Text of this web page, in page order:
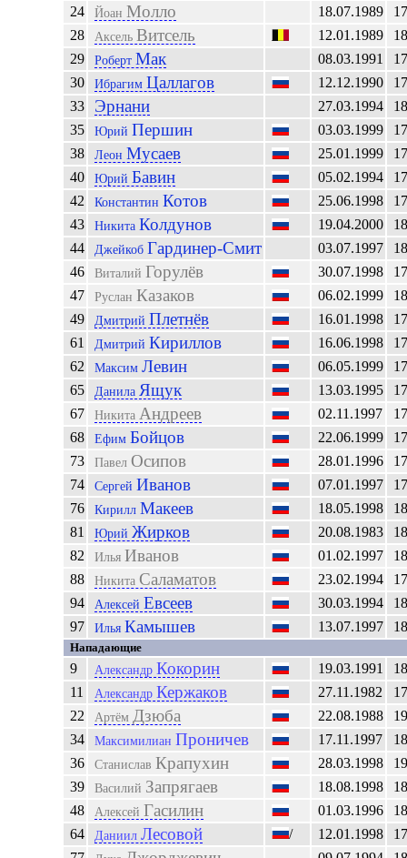
24
Йоан Молло 18.07.1989
28
Аксель Витсель 12.01.1989
29
Роберт Мак 08.03.1991
30
Ибрагим Цаллагов 12.12.1990
33
Эрнани 27.03.1994
35
Юрий Першин 03.03.1999
38
Леон Мусаев 25.01.1999
40
Юрий Бавин 05.02.1994
42
Константин Котов 25.06.1998
43
Никита Колдунов 19.04.2000
44
Джейкоб Гардинер-Смит 03.07.1997
46
Виталий Горулёв 30.07.1998
47
Руслан Казаков 06.02.1999
49
Дмитрий Плетнёв 16.01.1998
61
Дмитрий Кириллов 16.06.1998
62
МаксимЛевин 06.05.1999
65
Данила Ящук 13.03.1995
67
Никита Андреев 02.11.1997
68
Ефим Бойцов 22.06.1999
73
ПавелОсипов 28.01.1996
74
Сергей Иванов 07.01.1997
76
Кирилл Макеев 18.05.1998
81
Юрий Жирков 20.08.1983
82
Илья Иванов 01.02.1997
88
Никита Саламатов 23.02.1994
94
Алексей Евсеев 30.03.1994
97
Илья Камышев 13.07.1997
Нападающие
9 Александр Кокорин 19.03.1991
11
Александр Кержаков 27.11.1982
22
Артём Дзюба 22.08.1988
34
Максимилиан Проничев 17.11.1997
36
Станислав Крапухин 28.03.1998
39
Василий Запрягаев 18.08.1998
48
Алексей Гасилин 01.03.1996
64
ДаниилЛесовой / 12.01.1998